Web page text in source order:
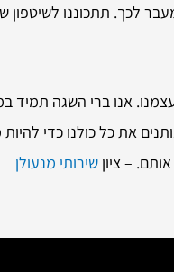
לכך. תתכוננו
אנו ברי השגה תמיד
את כל כולנו כדי
– ציון שירותי מנעולן